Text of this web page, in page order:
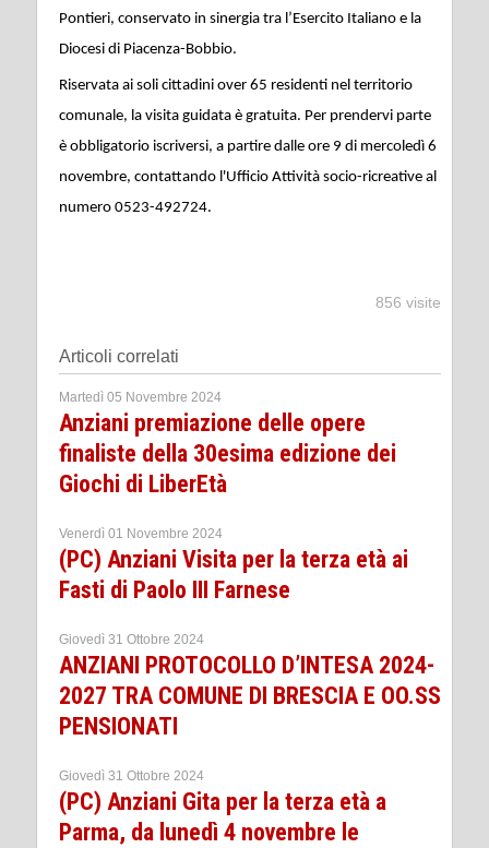
Pontieri, conservato in sinergia tra l’Esercito Italiano e la
Diocesi di Piacenza-Bobbio.
Riservata ai soli cittadini over 65 residenti nel territorio
comunale, la visita guidata è gratuita. Per prendervi parte
è obbligatorio iscriversi, a partire dalle ore 9 di mercoledì 6
novembre, contattando l'Ufficio Attività socio-ricreative al
numero 0523-492724.
856 visite
Articoli correlati
Martedì 05 Novembre 2024
Anziani premiazione delle opere
finaliste della 30esima edizione dei
Giochi di LiberEtà
Venerdì 01 Novembre 2024
(PC) Anziani Visita per la terza età ai
Fasti di Paolo III Farnese
Giovedì 31 Ottobre 2024
ANZIANI PROTOCOLLO D’INTESA 2024-
2027 TRA COMUNE DI BRESCIA E OO.SS
PENSIONATI
Giovedì 31 Ottobre 2024
(PC) Anziani Gita per la terza età a
Parma, da lunedì 4 novembre le